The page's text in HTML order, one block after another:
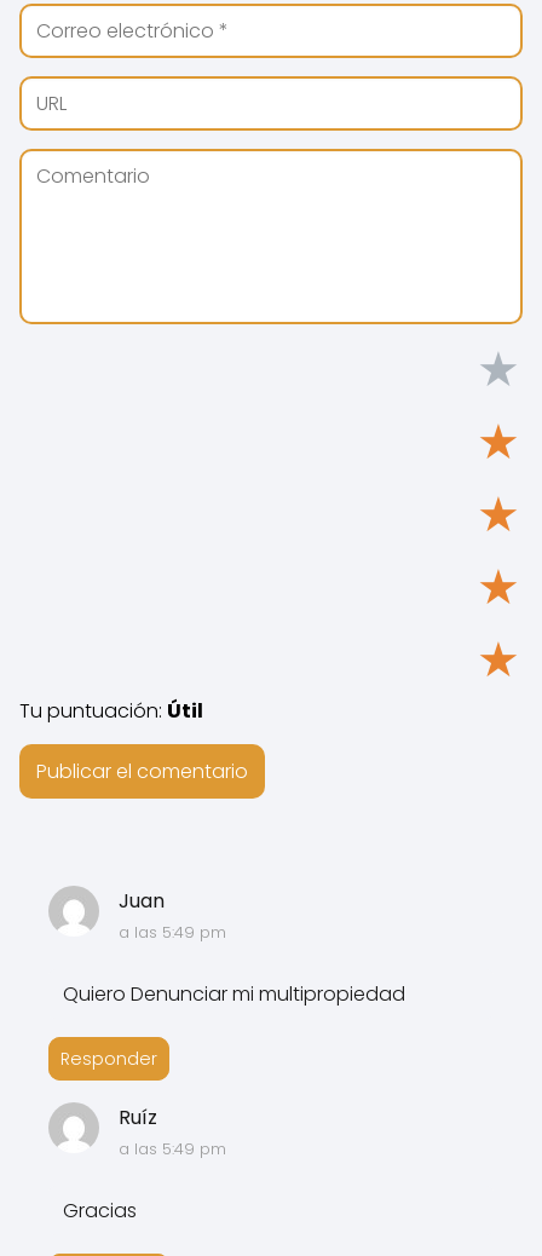
Juan
a las 5:49 pm
Quiero Denunciar mi multipropiedad
Responder
Ruíz
a las 5:49 pm
Gracias
★
★
★
★
★
Tu puntuación: Útil